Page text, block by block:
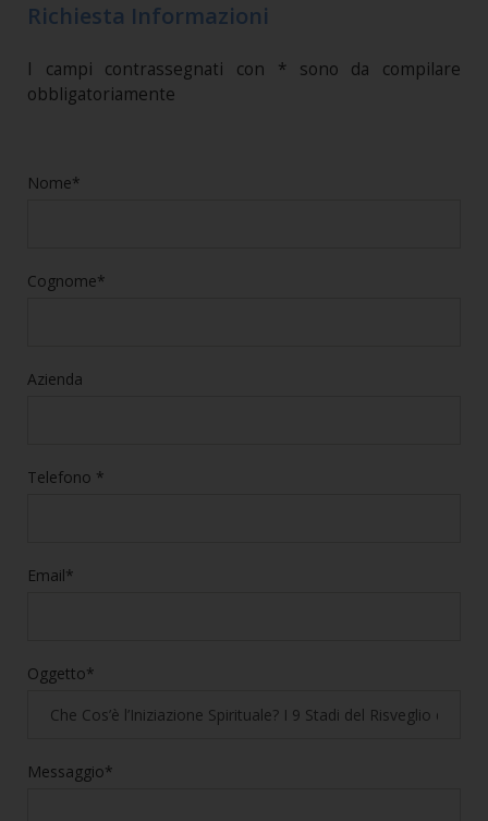
Richiesta Informazioni
I campi contrassegnati con * sono da compilare
obbligatoriamente
Nome*
Cognome*
Azienda
Telefono *
Email*
Oggetto*
Messaggio*